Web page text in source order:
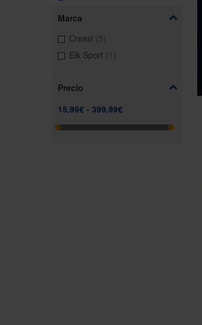
Marca
Cressi 5artículos
Elk Sport 1 artículo
Precio